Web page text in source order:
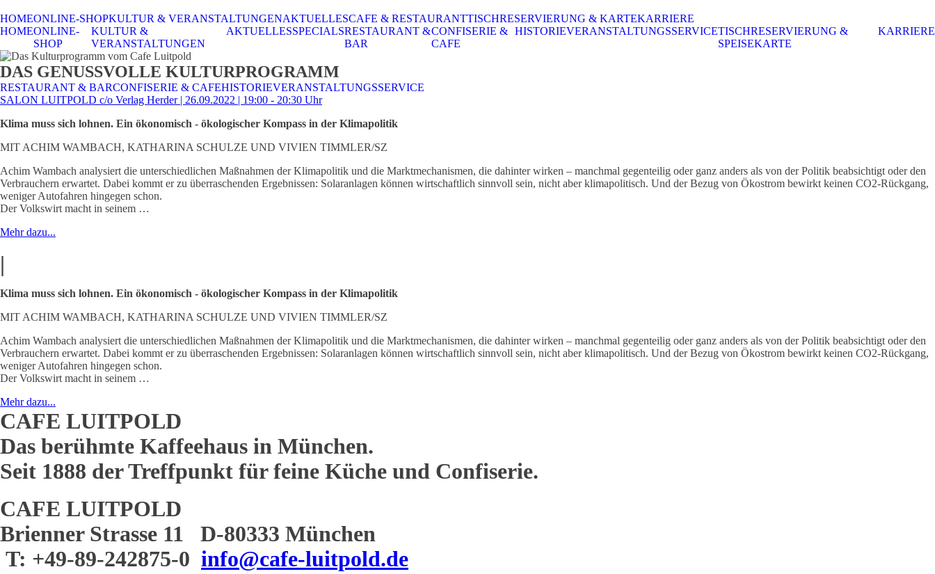
HOMEONLINE-SHOPKULTUR & VERANSTALTUNGENAKTUELLESCAFE & RESTAURANTTISCHRESERVIERUNG & KARTEKARRIERE
HOMEONLINE-
SHOP
KULTUR &
VERANSTALTUNGEN
AKTUELLESSPECIALSRESTAURANT &
BAR
CONFISERIE &
CAFE
HISTORIEVERANSTALTUNGSSERVICETISCHRESERVIERUNG &
SPEISEKARTE
KARRIERE
DAS GENUSSVOLLE KULTURPROGRAMM
RESTAURANT & BARCONFISERIE & CAFEHISTORIEVERANSTALTUNGSSERVICE
SALON LUITPOLD c/o Verlag Herder | 26.09.2022 | 19:00 - 20:30 Uhr
Klima muss sich lohnen. Ein ökonomisch - ökologischer Kompass in der Klimapolitik
MIT ACHIM WAMBACH, KATHARINA SCHULZE UND VIVIEN TIMMLER/SZ
Achim Wambach analysiert die unterschiedlichen Maßnahmen der Klimapolitik und die Marktmechanismen, die dahinter wirken – manchmal gegenteilig oder ganz anders als von der Politik beabsichtigt oder den
Verbrauchern erwartet. Dabei kommt er zu überraschenden Ergebnissen: Solaranlagen können wirtschaftlich sinnvoll sein, nicht aber klimapolitisch. Und der Bezug von Ökostrom bewirkt keinen CO2-Rückgang,
weniger Autofahren hingegen schon.
Der Volkswirt macht in seinem …
Mehr dazu...
|
Klima muss sich lohnen. Ein ökonomisch - ökologischer Kompass in der Klimapolitik
MIT ACHIM WAMBACH, KATHARINA SCHULZE UND VIVIEN TIMMLER/SZ
Achim Wambach analysiert die unterschiedlichen Maßnahmen der Klimapolitik und die Marktmechanismen, die dahinter wirken – manchmal gegenteilig oder ganz anders als von der Politik beabsichtigt oder den
Verbrauchern erwartet. Dabei kommt er zu überraschenden Ergebnissen: Solaranlagen können wirtschaftlich sinnvoll sein, nicht aber klimapolitisch. Und der Bezug von Ökostrom bewirkt keinen CO2-Rückgang,
weniger Autofahren hingegen schon.
Der Volkswirt macht in seinem …
Mehr dazu...
CAFE LUITPOLD
Das berühmte Kaffeehaus in München.
Seit 1888 der Treffpunkt für feine Küche und Confiserie.
CAFE LUITPOLD
Brienner Strasse 11 D-80333 München
T: +49-89-242875-0 info@cafe-luitpold.de